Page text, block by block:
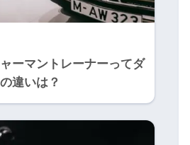
ーマントレーナーってダ
違いは？